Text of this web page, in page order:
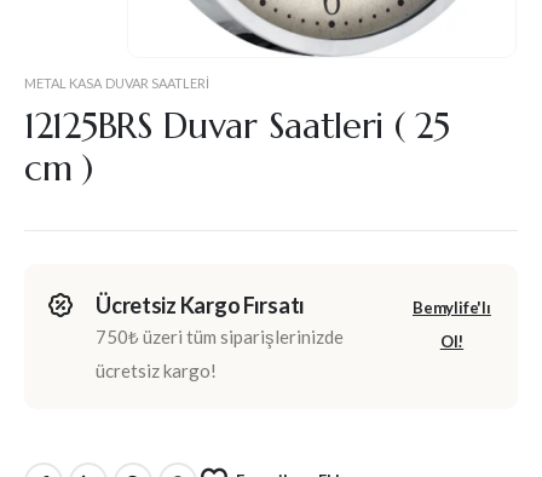
METAL KASA DUVAR SAATLERI
12125BRS Duvar Saatleri ( 25
cm )
Ücretsiz Kargo Fırsatı
750₺ üzeri tüm siparişlerinizde
ücretsiz kargo!
Bemylife'lı
Ol!